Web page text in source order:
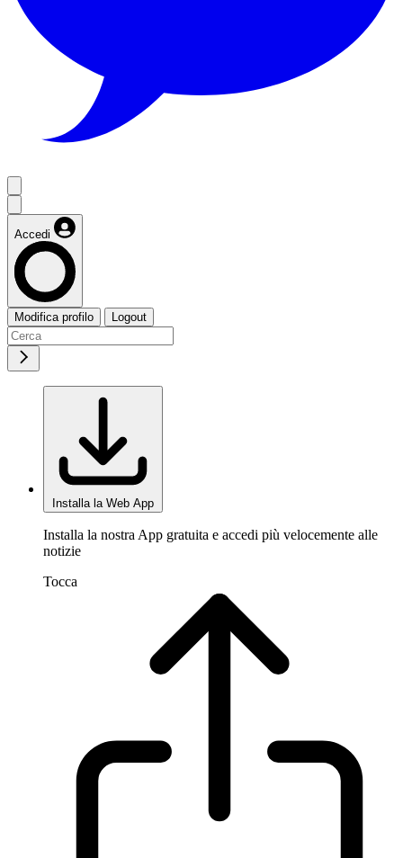
Accedi
Modifica profilo Logout
Installa la Web App
Installa la nostra App gratuita e accedi più velocemente alle
notizie
Tocca